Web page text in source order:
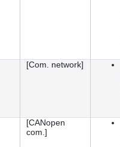
[Com. network]
[CANopen
com.]